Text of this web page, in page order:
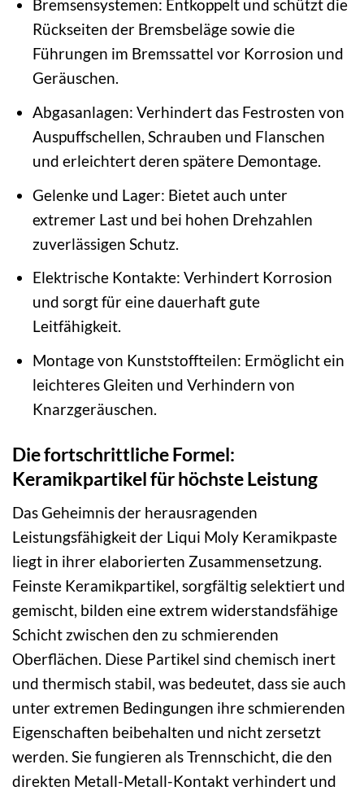
Bremsensystemen: Entkoppelt und schützt die
Rückseiten der Bremsbeläge sowie die
Führungen im Bremssattel vor Korrosion und
Geräuschen.
Abgasanlagen: Verhindert das Festrosten von
Auspuffschellen, Schrauben und Flanschen
und erleichtert deren spätere Demontage.
Gelenke und Lager: Bietet auch unter
extremer Last und bei hohen Drehzahlen
zuverlässigen Schutz.
Elektrische Kontakte: Verhindert Korrosion
und sorgt für eine dauerhaft gute
Leitfähigkeit.
Montage von Kunststoffteilen: Ermöglicht ein
leichteres Gleiten und Verhindern von
Knarzgeräuschen.
Die fortschrittliche Formel:
Keramikpartikel für höchste Leistung
Das Geheimnis der herausragenden
Leistungsfähigkeit der Liqui Moly Keramikpaste
liegt in ihrer elaborierten Zusammensetzung.
Feinste Keramikpartikel, sorgfältig selektiert und
gemischt, bilden eine extrem widerstandsfähige
Schicht zwischen den zu schmierenden
Oberflächen. Diese Partikel sind chemisch inert
und thermisch stabil, was bedeutet, dass sie auch
unter extremen Bedingungen ihre schmierenden
Eigenschaften beibehalten und nicht zersetzt
werden. Sie fungieren als Trennschicht, die den
direkten Metall-Metall-Kontakt verhindert und